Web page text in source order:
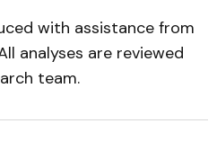
with assistance from
analyses are reviewed
team.